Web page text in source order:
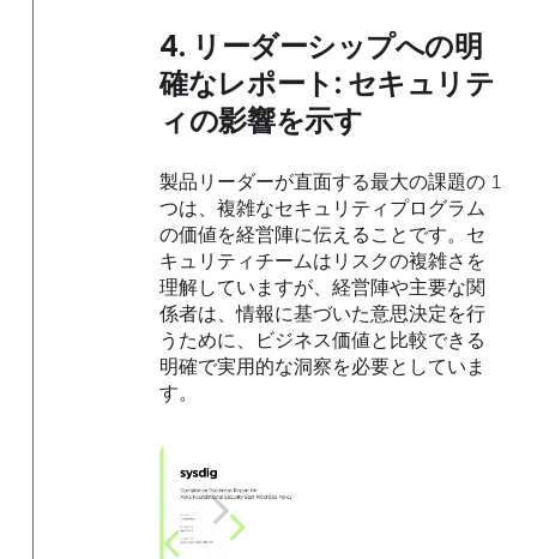
4. リーダーシップへの明
確なレポート: セキュリテ
ィの影響を示す
製品リーダーが直面する最大の課題の 1
つは、複雑なセキュリティプログラム
の価値を経営陣に伝えることです。セ
キュリティチームはリスクの複雑さを
理解していますが、経営陣や主要な関
係者は、情報に基づいた意思決定を行
うために、ビジネス価値と比較できる
明確で実用的な洞察を必要としていま
す。